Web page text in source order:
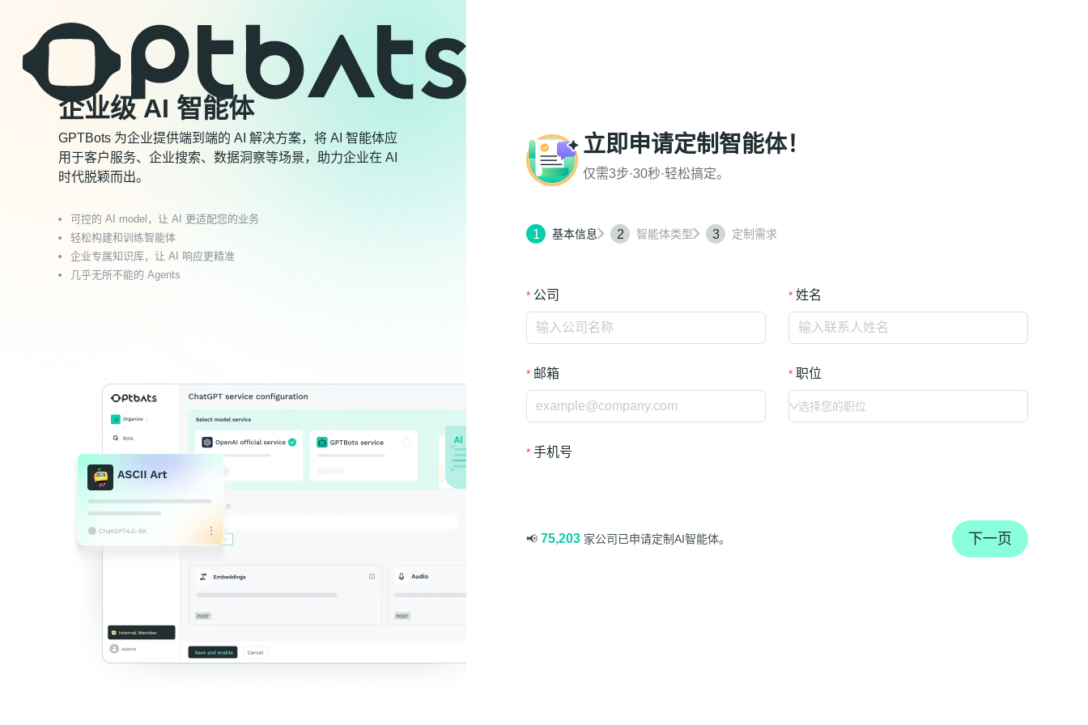
企业级 AI 智能体
GPTBots 为企业提供端到端的 AI 解决方案，将 AI 智能体应
用于客户服务、企业搜索、数据洞察等场景，助力企业在 AI
时代脱颖而出。
可控的 AI model，让 AI 更适配您的业务
轻松构建和训练智能体
企业专属知识库，让 AI 响应更精准
几乎无所不能的 Agents
立即申请定制智能体！
仅需3步·30秒·轻松搞定。
1 基本信息 2 智能体类型 3 定制需求
公司 姓名
邮箱 职位
选择您的职位
手机号
📢 75,203 家公司已申请定制AI智能体。 下一页